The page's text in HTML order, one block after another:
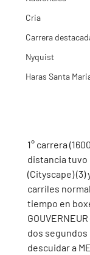
Cria
Carrera
Nyquist
Haras Santa
1° carrera
distancia tuvo
(Cityscape)
carriles
tiempo en
dos segundos
descuidar a